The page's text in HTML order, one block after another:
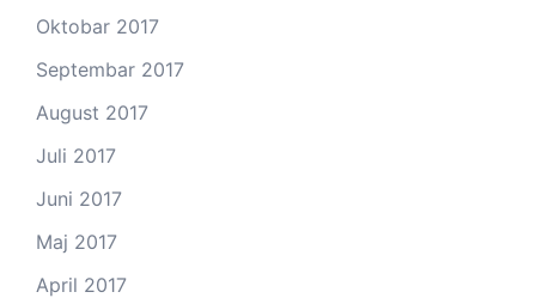
Oktobar 2017
Septembar 2017
August 2017
Juli 2017
Juni 2017
Maj 2017
April 2017